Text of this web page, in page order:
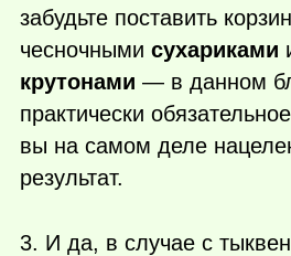
забудьте поставить
чесночными сухариками
крутонами — в данном
практически
вы на самом деле
результат.
3. И да, в случае с